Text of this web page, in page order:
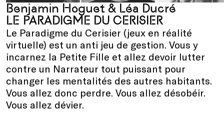
Benjamin Hoguet & Léa Ducré
LE PARADIGME DU CERISIER
Le Paradigme du Cerisier (jeux en réalité
virtuelle) est un anti jeu de gestion. Vous y
incarnez la Petite Fille et allez devoir lutter
contre un Narrateur tout puissant pour
changer les mentalités des autres habitants.
Vous allez donc perdre. Vous allez désobéir.
Vous allez dévier.